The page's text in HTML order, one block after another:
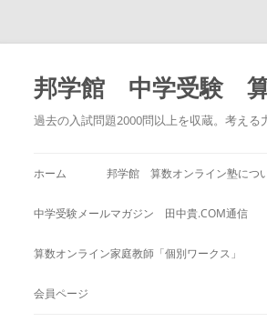
コ
テ
ン
ツ
へ
ス
邦学館 中学受験
過去の入試問題2000問以上を収蔵。考える
ホーム 邦学館 算数オンライン塾につ
中学受験メールマガジン 田中貴.COM通信
算数オンライン家庭教師「個別ワークス」
会員ページ